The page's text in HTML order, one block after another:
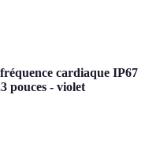
cardiaque IP67
pouces - violet